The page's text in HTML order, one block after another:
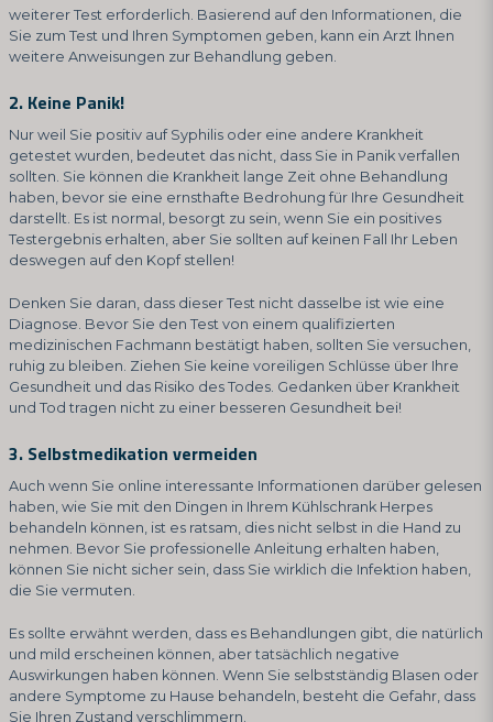
weiterer Test erforderlich. Basierend auf den Informationen, die
Sie zum Test und Ihren Symptomen geben, kann ein Arzt Ihnen
weitere Anweisungen zur Behandlung geben.
2. Keine Panik!
Nur weil Sie positiv auf Syphilis oder eine andere Krankheit
getestet wurden, bedeutet das nicht, dass Sie in Panik verfallen
sollten. Sie können die Krankheit lange Zeit ohne Behandlung
haben, bevor sie eine ernsthafte Bedrohung für Ihre Gesundheit
darstellt. Es ist normal, besorgt zu sein, wenn Sie ein positives
Testergebnis erhalten, aber Sie sollten auf keinen Fall Ihr Leben
deswegen auf den Kopf stellen!
Denken Sie daran, dass dieser Test nicht dasselbe ist wie eine
Diagnose. Bevor Sie den Test von einem qualifizierten
medizinischen Fachmann bestätigt haben, sollten Sie versuchen,
ruhig zu bleiben. Ziehen Sie keine voreiligen Schlüsse über Ihre
Gesundheit und das Risiko des Todes. Gedanken über Krankheit
und Tod tragen nicht zu einer besseren Gesundheit bei!
3. Selbstmedikation vermeiden
Auch wenn Sie online interessante Informationen darüber gelesen
haben, wie Sie mit den Dingen in Ihrem Kühlschrank Herpes
behandeln können, ist es ratsam, dies nicht selbst in die Hand zu
nehmen. Bevor Sie professionelle Anleitung erhalten haben,
können Sie nicht sicher sein, dass Sie wirklich die Infektion haben,
die Sie vermuten.
Es sollte erwähnt werden, dass es Behandlungen gibt, die natürlich
und mild erscheinen können, aber tatsächlich negative
Auswirkungen haben können. Wenn Sie selbstständig Blasen oder
andere Symptome zu Hause behandeln, besteht die Gefahr, dass
Sie Ihren Zustand verschlimmern.